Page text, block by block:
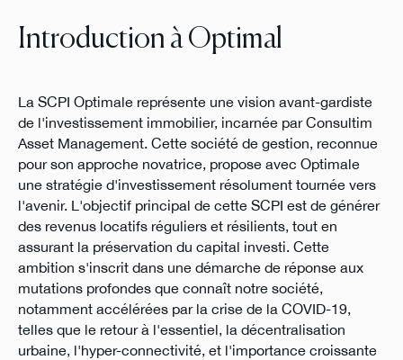
Introduction à Optimal
La SCPI Optimale représente une vision avant-gardiste
de l'investissement immobilier, incarnée par Consultim
Asset Management. Cette société de gestion, reconnue
pour son approche novatrice, propose avec Optimale
une stratégie d'investissement résolument tournée vers
l'avenir. L'objectif principal de cette SCPI est de générer
des revenus locatifs réguliers et résilients, tout en
assurant la préservation du capital investi. Cette
ambition s'inscrit dans une démarche de réponse aux
mutations profondes que connaît notre société,
notamment accélérées par la crise de la COVID-19,
telles que le retour à l'essentiel, la décentralisation
urbaine, l'hyper-connectivité, et l'importance croissante